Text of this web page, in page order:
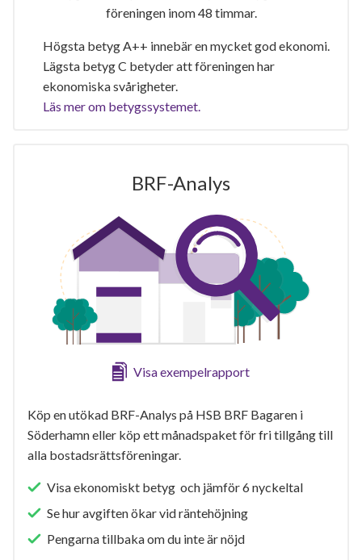
föreningen inom 48 timmar.
Högsta betyg A++ innebär en mycket god ekonomi.
Lägsta betyg C betyder att föreningen har
ekonomiska svårigheter.
Läs mer om betygssystemet.
BRF-Analys
Visa exempelrapport
Köp en utökad BRF-Analys på HSB BRF Bagaren i
Söderhamn eller köp ett månadspaket för fri tillgång till
alla bostadsrättsföreningar.
Visa ekonomiskt betyg och jämför 6 nyckeltal
Se hur avgiften ökar vid räntehöjning
Pengarna tillbaka om du inte är nöjd